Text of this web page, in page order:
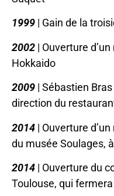
1999 | Gain de la
2002 | Ouverture
Hokkaido
2009 | Sébastien
direction du
2014 | Ouverture
du musée Soulages,
2014 | Ouverture du
Toulouse, qui